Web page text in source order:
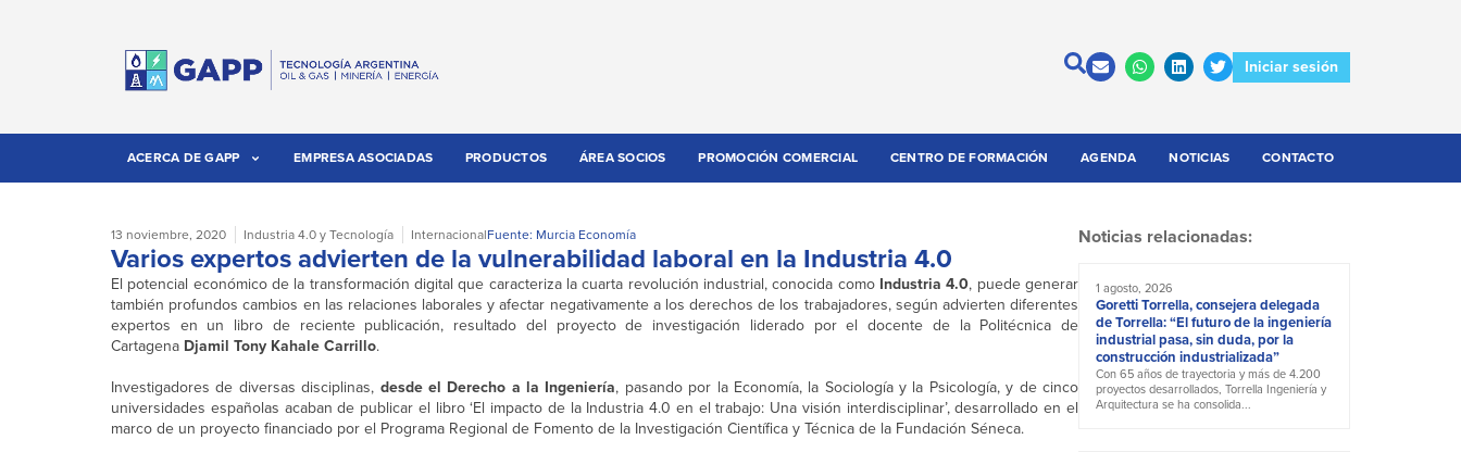
Iniciar sesión
ACERCA DE GAPP EMPRESA ASOCIADAS PRODUCTOS ÁREA SOCIOS PROMOCIÓN COMERCIAL CENTRO DE FORMACIÓN AGENDA NOTICIAS CONTACTO
13 noviembre, 2020 Industria 4.0 y Tecnología InternacionalFuente: Murcia Economía
Varios expertos advierten de la vulnerabilidad laboral en la Industria 4.0
El potencial económico de la transformación digital que caracteriza la cuarta revolución industrial, conocida como Industria 4.0, puede generar
también profundos cambios en las relaciones laborales y afectar negativamente a los derechos de los trabajadores, según advierten diferentes
expertos en un libro de reciente publicación, resultado del proyecto de investigación liderado por el docente de la Politécnica de
Cartagena Djamil Tony Kahale Carrillo.
Investigadores de diversas disciplinas, desde el Derecho a la Ingeniería, pasando por la Economía, la Sociología y la Psicología, y de cinco
universidades españolas acaban de publicar el libro ‘El impacto de la Industria 4.0 en el trabajo: Una visión interdisciplinar’, desarrollado en el
marco de un proyecto financiado por el Programa Regional de Fomento de la Investigación Científica y Técnica de la Fundación Séneca.
Noticias relacionadas:
1 agosto, 2026
Goretti Torrella, consejera delegada
de Torrella: “El futuro de la ingeniería
industrial pasa, sin duda, por la
construcción industrializada”
Con 65 años de trayectoria y más de 4.200
proyectos desarrollados, Torrella Ingeniería y
Arquitectura se ha consolida...